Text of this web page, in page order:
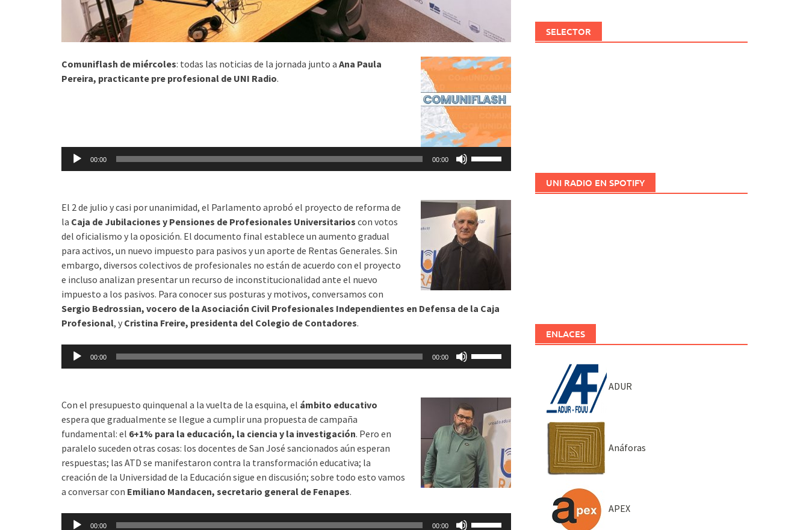
Comuniflash de miércoles: todas las noticias de la jornada junto a Ana Paula
Pereira, practicante pre profesional de UNI Radio.
00:00 00:00
flecha
arriba/abajo
para
aumentar
volumen.
El 2 de julio y casi por unanimidad, el Parlamento aprobó el proyecto de reforma de
la Caja de Jubilaciones y Pensiones de Profesionales Universitarios con votos
del oficialismo y la oposición. El documento final establece un aumento gradual
para activos, un nuevo impuesto para pasivos y un aporte de Rentas Generales. Sin
embargo, diversos colectivos de profesionales no están de acuerdo con el proyecto
e incluso analizan presentar un recurso de inconstitucionalidad ante el nuevo
impuesto a los pasivos. Para conocer sus posturas y motivos, conversamos con
Sergio Bedrossian, vocero de la Asociación Civil Profesionales Independientes en Defensa de la Caja
Profesional, y Cristina Freire, presidenta del Colegio de Contadores.
Reproductor
00:00 00:00
flecha
arriba/abajo
para
aumentar
o
disminuir
Con el presupuesto quinquenal a la vuelta de la esquina, el ámbito educativo
espera que gradualmente se llegue a cumplir una propuesta de campaña
fundamental: el 6+1% para la educación, la ciencia y la investigación. Pero en
paralelo suceden otras cosas: los docentes de San José sancionados aún esperan
respuestas; las ATD se manifestaron contra la transformación educativa; la
creación de la Universidad de la Educación sigue en discusión; sobre todo esto vamos
a conversar con Emiliano Mandacen, secretario general de Fenapes.
Reproductor
00:00 00:00
SELECTOR
UNI RADIO EN SPOTIFY
ENLACES
ADUR
Anáforas
APEX